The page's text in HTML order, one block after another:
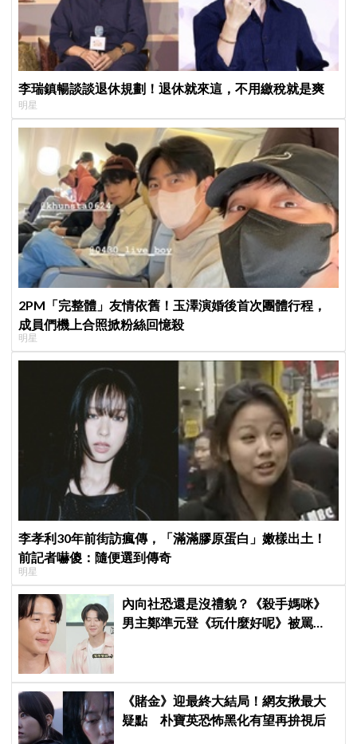
李瑞鎮暢談談退休規劃！退休就來這，不用繳稅就是爽
明星
2PM「完整體」友情依舊！玉澤演婚後首次團體行程，
成員們機上合照掀粉絲回憶殺
明星
李孝利30年前街訪瘋傳，「滿滿膠原蛋白」嫩樣出土！
前記者嚇傻：隨便選到傳奇
明星
內向社恐還是沒禮貌？《殺手媽咪》
男主鄭準元登《玩什麼好呢》被罵
《賭金》迎最終大結局！網友揪最大
疑點 朴寶英恐怖黑化有望再拚視后